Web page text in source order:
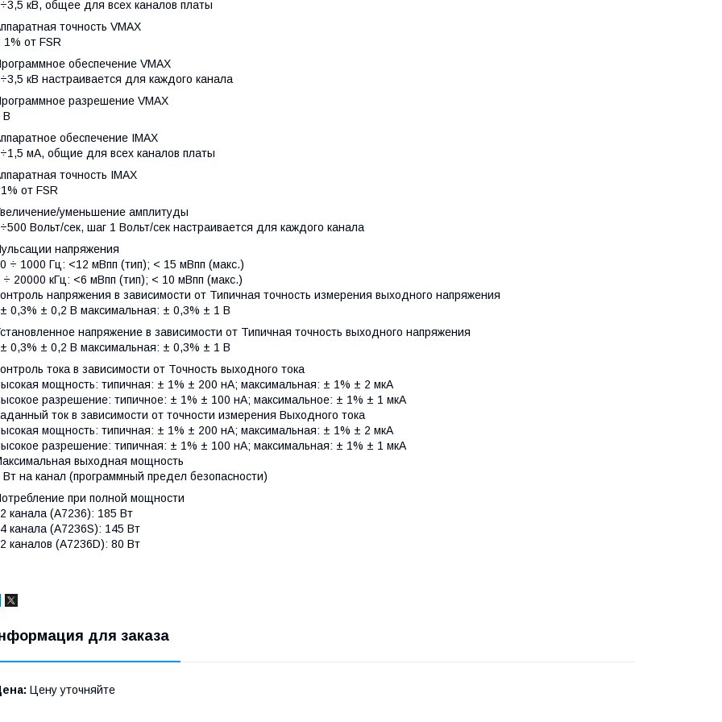
кВ, общее для всех каналов платы
точность VMAX
1% от FSR
обеспечение VMAX
кВ настраивается для каждого канала
разрешение VMAX
В
обеспечение IMAX
мА, общие для всех каналов платы
точность IMAX
от FSR
уменьшение амплитуды
Вольт/сек, шаг 1 Вольт/сек настраивается для каждого канала
напряжения
÷ 1000 Гц: <12 мВпп (тип); < 15 мВпп (макс.)
÷ 20000 кГц: <6 мВпп (тип); < 10 мВпп (макс.)
напряжения в зависимости от Типичная точность измерения выходного напряжения
0,3% ± 0,2 В максимальная: ± 0,3% ± 1 В
напряжение в зависимости от Типичная точность выходного напряжения
0,3% ± 0,2 В максимальная: ± 0,3% ± 1 В
тока в зависимости от Точность выходного тока
мощность: типичная: ± 1% ± 200 нА; максимальная: ± 1% ± 2 мкА
разрешение: типичное: ± 1% ± 100 нА; максимальное: ± 1% ± 1 мкА
ток в зависимости от точности измерения Выходного тока
мощность: типичная: ± 1% ± 200 нА; максимальная: ± 1% ± 2 мкА
разрешение: типичная: ± 1% ± 100 нА; максимальная: ± 1% ± 1 мкА
выходная мощность
Вт на канал (программный предел безопасности)
при полной мощности
канала (A7236): 185 Вт
канала (A7236S): 145 Вт
каналов (A7236D): 80 Вт
для заказа
Цену уточняйте